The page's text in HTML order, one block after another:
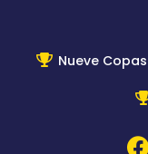
Nueve